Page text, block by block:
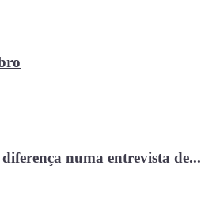
numa entrevista de...